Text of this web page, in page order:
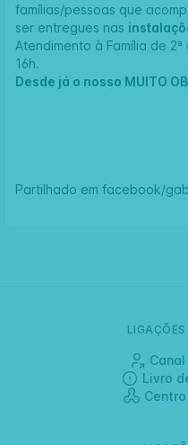
famílias/pessoas que
ser entregues nas
Atendimento à Família de
16h.
Desde já o nosso MUITO
Partilhado em facebook/
Livro